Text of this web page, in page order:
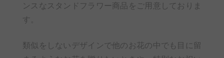
ンスなスタンドフラワー商品をご用意しておりま
す。
類似をしないデザインで他のお花の中でも目に留